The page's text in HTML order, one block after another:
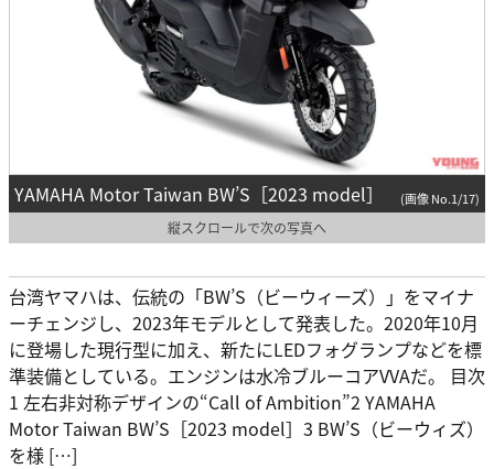
YAMAHA Motor Taiwan BW’S［2023 model］ (画像 No.1/17)
縦スクロールで次の写真へ
台湾ヤマハは、伝統の「BW’S（ビーウィーズ）」をマイナ
ーチェンジし、2023年モデルとして発表した。2020年10月
に登場した現行型に加え、新たにLEDフォグランプなどを標
準装備としている。エンジンは水冷ブルーコアVVAだ。 目次
1 左右非対称デザインの“Call of Ambition”2 YAMAHA
Motor Taiwan BW’S［2023 model］3 BW’S（ビーウィズ）
を様 […]